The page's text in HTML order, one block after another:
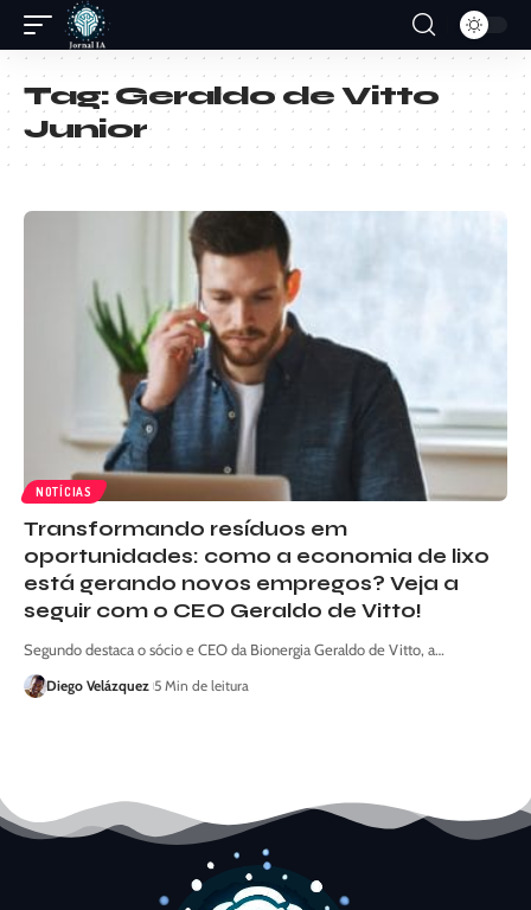
Tag:Geraldo de Vitto
Junior
NOTÍCIAS
Transformando resíduos em
oportunidades: como a economia de lixo
está gerando novos empregos? Veja a
seguir com o CEO Geraldo de Vitto!
Segundo destaca o sócio e CEO da Bionergia Geraldo de Vitto, a…
Diego Velázquez 5 Min de leitura